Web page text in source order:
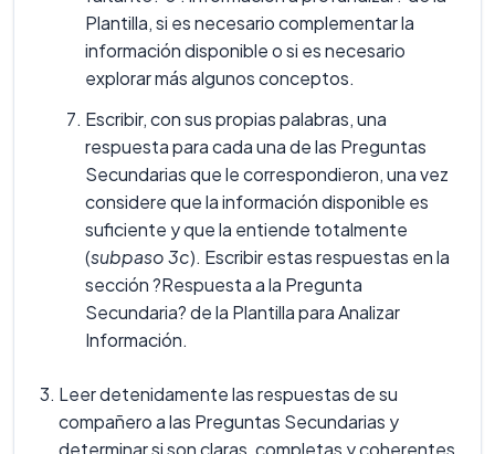
Plantilla, si es necesario complementar la
información disponible o si es necesario
explorar más algunos conceptos.
Escribir, con sus propias palabras, una
respuesta para cada una de las Preguntas
Secundarias que le correspondieron, una vez
considere que la información disponible es
suficiente y que la entiende totalmente
(subpaso 3c). Escribir estas respuestas en la
sección ?Respuesta a la Pregunta
Secundaria? de la Plantilla para Analizar
Información.
Leer detenidamente las respuestas de su
compañero a las Preguntas Secundarias y
determinar si son claras, completas y coherentes.